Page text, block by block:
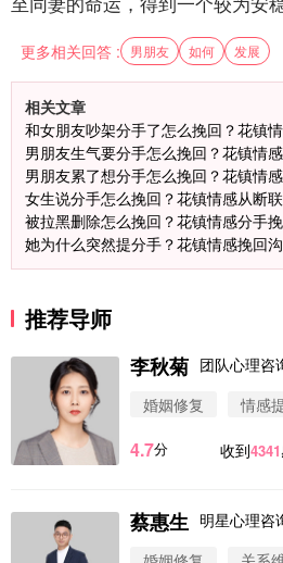
更多相关回答 : 男朋友 如何 发展
相关文章
和女朋友吵架分手了怎么挽回？花镇
男朋友生气要分手怎么挽回？花镇情
男朋友累了想分手怎么挽回？花镇情
女生说分手怎么挽回？花镇情感从断
被拉黑删除怎么挽回？花镇情感分手
她为什么突然提分手？花镇情感挽回
推荐导师
李秋菊 团队心理咨
婚姻修复
情感
4.7分 收到4341
蔡惠生 明星心理咨
微信用户 圆圈 通过此
案